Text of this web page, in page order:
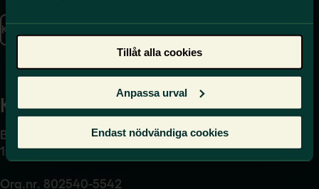
Tillåt alla cookies
Anpassa urval
Endast nödvändiga cookies
Kontakta oss
Presskontakt
Kansli
Box 17061
104 62 Stockholm
Org.nr. 802540-5542